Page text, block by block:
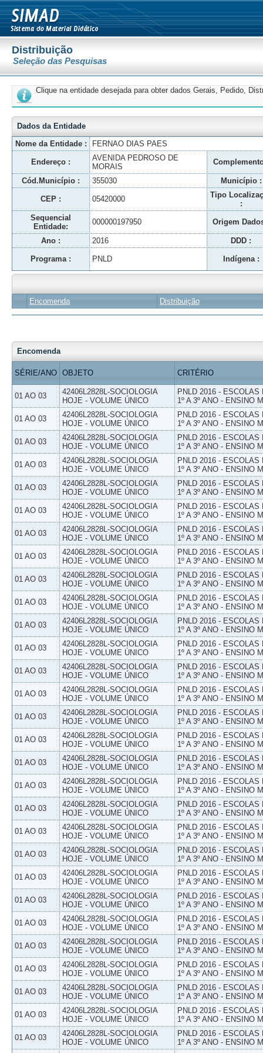
Distribuição
Seleção das Pesquisas
Clique na entidade desejada para obter dados Gerais, Pedido,
Dados da Entidade
Nome da Entidade :
FERNAO DIAS PAES
Endereço :
AVENIDA PEDROSO DE
MORAIS
Cód.Município : 355030 Município :
CEP : 05420000
Tipo
:
Sequencial
Entidade:
000000197950 Origem
Ano : 2016 DDD :
Programa : PNLD Indígena :
Encomenda Distribuição
Encomenda
SÉRIE/ANO OBJETO CRITÉRIO
01 AO 03
42406L2828L-SOCIOLOGIA
HOJE - VOLUME ÚNICO
PNLD 2016 -
1º A 3º ANO - ENSINO
01 AO 03
42406L2828L-SOCIOLOGIA
HOJE - VOLUME ÚNICO
PNLD 2016 -
1º A 3º ANO - ENSINO
01 AO 03
42406L2828L-SOCIOLOGIA
HOJE - VOLUME ÚNICO
PNLD 2016 -
1º A 3º ANO - ENSINO
01 AO 03
42406L2828L-SOCIOLOGIA
HOJE - VOLUME ÚNICO
PNLD 2016 -
1º A 3º ANO - ENSINO
01 AO 03
42406L2828L-SOCIOLOGIA
HOJE - VOLUME ÚNICO
PNLD 2016 -
1º A 3º ANO - ENSINO
01 AO 03
42406L2828L-SOCIOLOGIA
HOJE - VOLUME ÚNICO
PNLD 2016 -
1º A 3º ANO - ENSINO
01 AO 03
42406L2828L-SOCIOLOGIA
HOJE - VOLUME ÚNICO
PNLD 2016 -
1º A 3º ANO - ENSINO
01 AO 03
42406L2828L-SOCIOLOGIA
HOJE - VOLUME ÚNICO
PNLD 2016 -
1º A 3º ANO - ENSINO
01 AO 03
42406L2828L-SOCIOLOGIA
HOJE - VOLUME ÚNICO
PNLD 2016 -
1º A 3º ANO - ENSINO
01 AO 03
42406L2828L-SOCIOLOGIA
HOJE - VOLUME ÚNICO
PNLD 2016 -
1º A 3º ANO - ENSINO
01 AO 03
42406L2828L-SOCIOLOGIA
HOJE - VOLUME ÚNICO
PNLD 2016 -
1º A 3º ANO - ENSINO
01 AO 03
42406L2828L-SOCIOLOGIA
HOJE - VOLUME ÚNICO
PNLD 2016 -
1º A 3º ANO - ENSINO
01 AO 03
42406L2828L-SOCIOLOGIA
HOJE - VOLUME ÚNICO
PNLD 2016 -
1º A 3º ANO - ENSINO
01 AO 03
42406L2828L-SOCIOLOGIA
HOJE - VOLUME ÚNICO
PNLD 2016 -
1º A 3º ANO - ENSINO
01 AO 03
42406L2828L-SOCIOLOGIA
HOJE - VOLUME ÚNICO
PNLD 2016 -
1º A 3º ANO - ENSINO
01 AO 03
42406L2828L-SOCIOLOGIA
HOJE - VOLUME ÚNICO
PNLD 2016 -
1º A 3º ANO - ENSINO
01 AO 03
42406L2828L-SOCIOLOGIA
HOJE - VOLUME ÚNICO
PNLD 2016 -
1º A 3º ANO - ENSINO
01 AO 03
42406L2828L-SOCIOLOGIA
HOJE - VOLUME ÚNICO
PNLD 2016 -
1º A 3º ANO - ENSINO
01 AO 03
42406L2828L-SOCIOLOGIA
HOJE - VOLUME ÚNICO
PNLD 2016 -
1º A 3º ANO - ENSINO
01 AO 03
42406L2828L-SOCIOLOGIA
HOJE - VOLUME ÚNICO
PNLD 2016 -
1º A 3º ANO - ENSINO
01 AO 03
42406L2828L-SOCIOLOGIA
HOJE - VOLUME ÚNICO
PNLD 2016 -
1º A 3º ANO - ENSINO
01 AO 03
42406L2828L-SOCIOLOGIA
HOJE - VOLUME ÚNICO
PNLD 2016 -
1º A 3º ANO - ENSINO
01 AO 03
42406L2828L-SOCIOLOGIA
HOJE - VOLUME ÚNICO
PNLD 2016 -
1º A 3º ANO - ENSINO
01 AO 03
42406L2828L-SOCIOLOGIA
HOJE - VOLUME ÚNICO
PNLD 2016 -
1º A 3º ANO - ENSINO
01 AO 03
42406L2828L-SOCIOLOGIA
HOJE - VOLUME ÚNICO
PNLD 2016 -
1º A 3º ANO - ENSINO
01 AO 03
42406L2828L-SOCIOLOGIA
HOJE - VOLUME ÚNICO
PNLD 2016 -
1º A 3º ANO - ENSINO
01 AO 03
42406L2828L-SOCIOLOGIA
HOJE - VOLUME ÚNICO
PNLD 2016 -
1º A 3º ANO - ENSINO
01 AO 03
42406L2828L-SOCIOLOGIA
HOJE - VOLUME ÚNICO
PNLD 2016 -
1º A 3º ANO - ENSINO
01 AO 03
42406L2828L-SOCIOLOGIA
HOJE - VOLUME ÚNICO
PNLD 2016 -
1º A 3º ANO - ENSINO